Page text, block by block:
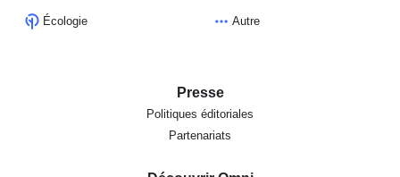
Écologie Autre
Presse
Politiques éditoriales
Partenariats